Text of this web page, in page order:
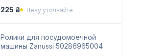
225 ₴
Цену уточняйте
Ролики для посудомоечной
машины Zanussi 50286965004